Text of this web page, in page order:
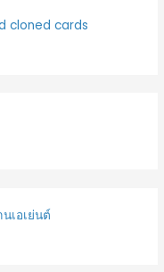
cloned cards
เอเย่นต์